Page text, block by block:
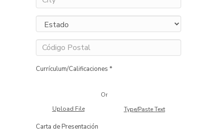
Currículum/Calificaciones *
Upload File
Or
Type/Paste Text
Carta de Presentación